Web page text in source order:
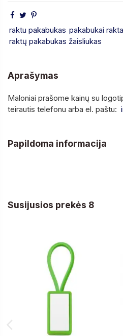
raktu pakabukas pakabukai
raktų pakabukas žaisliukas
Aprašymas
Maloniai prašome kainų su
teirautis telefonu arba el. paštu:
Papildoma informacija
Susijusios prekės 8